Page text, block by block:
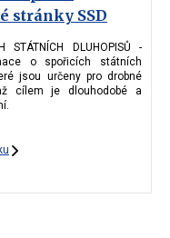
stránky SSD
STÁTNÍCH DLUHOPISŮ -
o spořicích státních
jsou určeny pro drobné
cílem je dlouhodobé a